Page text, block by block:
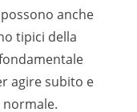
anche
tipici della
agire subito e